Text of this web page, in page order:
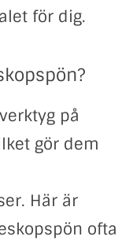
för dig.
på
gör dem
Här är
ofta